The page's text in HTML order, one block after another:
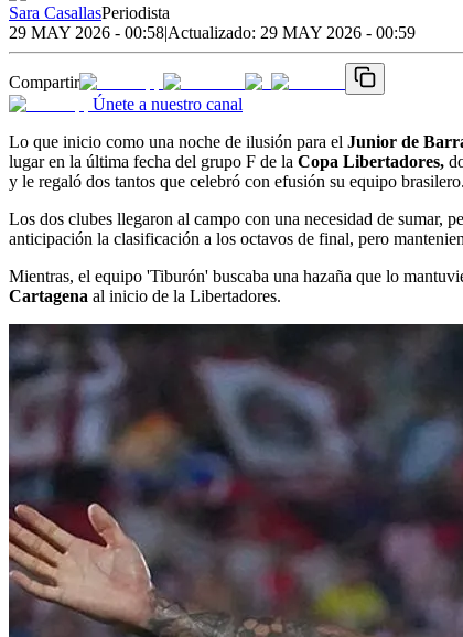
Sara CasallasPeriodista
29 MAY 2026 - 00:58|Actualizado: 29 MAY 2026 - 00:59
Compartir
Únete a nuestro canal
Lo que inicio como una noche de ilusión para el Junior de
lugar en la última fecha del grupo F de la Copa Libertadores,
y le regaló dos tantos que celebró con efusión su equipo brasilero.
Los dos clubes llegaron al campo con una necesidad de sumar,
anticipación la clasificación a los octavos de final, pero
Mientras, el equipo 'Tiburón' buscaba una hazaña que lo
Cartagena al inicio de la Libertadores.